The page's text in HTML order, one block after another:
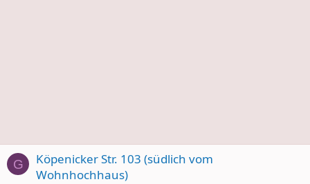
G
Köpenicker Str. 103 (südlich vom
Wohnhochhaus)